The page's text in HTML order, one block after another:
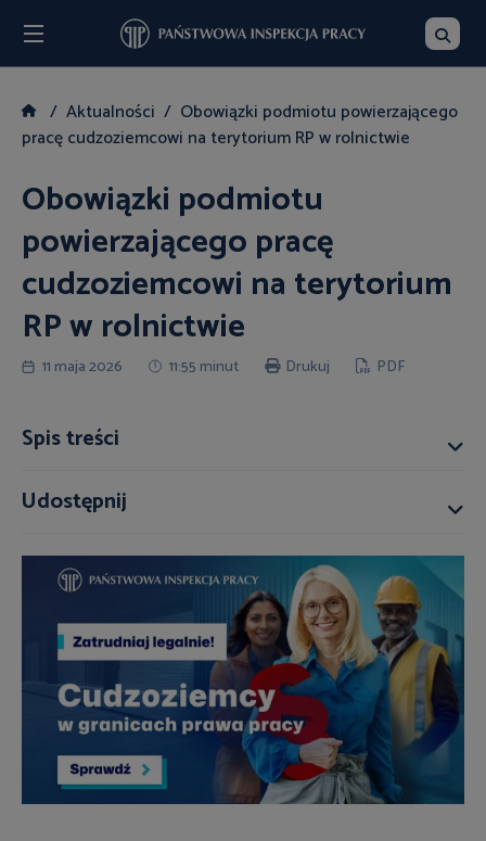
Aktualności
Obowiązki podmiotu powierzającego
pracę cudzoziemcowi na terytorium RP w rolnictwie
Obowiązki podmiotu
powierzającego pracę
cudzoziemcowi na terytorium
RP w rolnictwie
11 maja 2026 11:55 minut Drukuj PDF
Spis treści
Udostępnij
Szukaj